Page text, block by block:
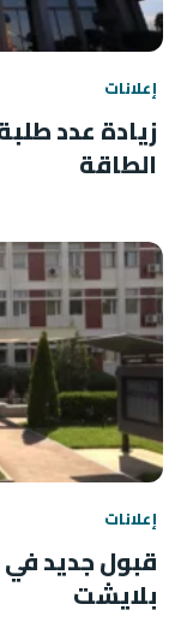
إعلانات
زيادة عدد
الطاقة
إعلانات
قبول جديد في
بلايشت